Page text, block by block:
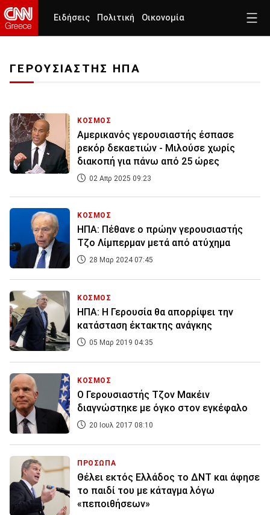
Ειδήσεις Πολιτική Οικονομία
ΓΕΡΟΥΣΙΑΣΤΗΣ ΗΠΑ
ΚΟΣΜΟΣ
Αμερικανός γερουσιαστής έσπασε
ρεκόρ δεκαετιών - Μιλούσε χωρίς
διακοπή για πάνω από 25 ώρες
02 Απρ 2025 09:23
ΚΟΣΜΟΣ
ΗΠΑ: Πέθανε ο πρώην γερουσιαστής
Τζο Λίμπερμαν μετά από ατύχημα
28 Μαρ 2024 07:45
ΚΟΣΜΟΣ
ΗΠΑ: Η Γερουσία θα απορρίψει την
κατάσταση έκτακτης ανάγκης
05 Μαρ 2019 04:35
ΚΟΣΜΟΣ
Ο Γερουσιαστής Τζον Μακέιν
διαγνώστηκε με όγκο στον εγκέφαλο
20 Ιουλ 2017 08:10
ΠΡΟΣΩΠΑ
Θέλει εκτός Ελλάδος το ΔΝΤ και άφησε
το παιδί του με κάταγμα λόγω
«πεποιθήσεων»